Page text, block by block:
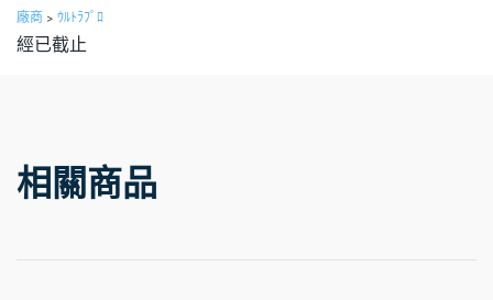
廠商 > ｳﾙﾄﾗﾌﾟﾛ
經已截止
相關商品